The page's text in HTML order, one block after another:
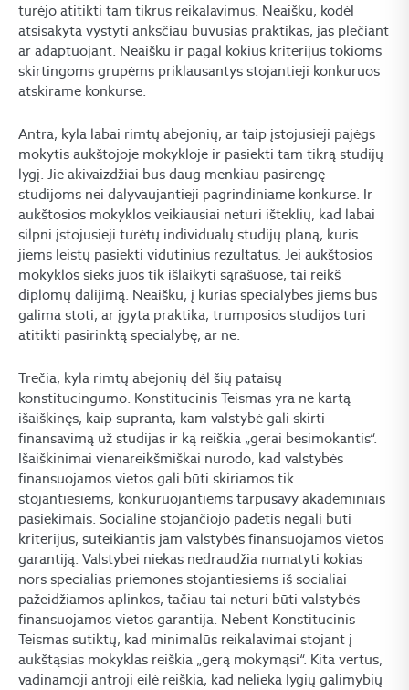
turėjo atitikti tam tikrus reikalavimus. Neaišku, kodėl
atsisakyta vystyti anksčiau buvusias praktikas, jas plečiant
ar adaptuojant. Neaišku ir pagal kokius kriterijus tokioms
skirtingoms grupėms priklausantys stojantieji konkuruos
atskirame konkurse.
Antra, kyla labai rimtų abejonių, ar taip įstojusieji pajėgs
mokytis aukštojoje mokykloje ir pasiekti tam tikrą studijų
lygį. Jie akivaizdžiai bus daug menkiau pasirengę
studijoms nei dalyvaujantieji pagrindiniame konkurse. Ir
aukštosios mokyklos veikiausiai neturi išteklių, kad labai
silpni įstojusieji turėtų individualų studijų planą, kuris
jiems leistų pasiekti vidutinius rezultatus. Jei aukštosios
mokyklos sieks juos tik išlaikyti sąrašuose, tai reikš
diplomų dalijimą. Neaišku, į kurias specialybes jiems bus
galima stoti, ar įgyta praktika, trumposios studijos turi
atitikti pasirinktą specialybę, ar ne.
Trečia, kyla rimtų abejonių dėl šių pataisų
konstitucingumo. Konstitucinis Teismas yra ne kartą
išaiškinęs, kaip supranta, kam valstybė gali skirti
finansavimą už studijas ir ką reiškia „gerai besimokantis“.
Išaiškinimai vienareikšmiškai nurodo, kad valstybės
finansuojamos vietos gali būti skiriamos tik
stojantiesiems, konkuruojantiems tarpusavy akademiniais
pasiekimais. Socialinė stojančiojo padėtis negali būti
kriterijus, suteikiantis jam valstybės finansuojamos vietos
garantiją. Valstybei niekas nedraudžia numatyti kokias
nors specialias priemones stojantiesiems iš socialiai
pažeidžiamos aplinkos, tačiau tai neturi būti valstybės
finansuojamos vietos garantija. Nebent Konstitucinis
Teismas sutiktų, kad minimalūs reikalavimai stojant į
aukštąsias mokyklas reiškia „gerą mokymąsi“. Kita vertus,
vadinamoji antroji eilė reiškia, kad nelieka lygių galimybių